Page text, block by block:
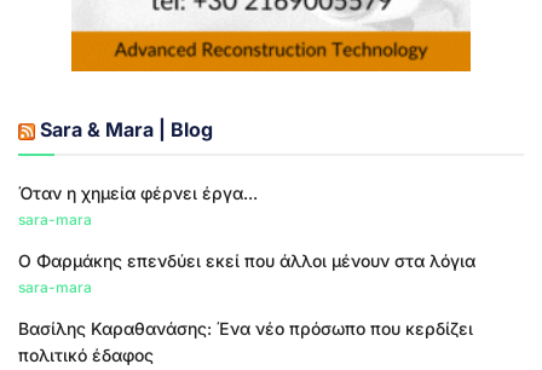
Sara & Mara | Blog
Όταν η χημεία φέρνει έργα...
sara-mara
Ο Φαρμάκης επενδύει εκεί που άλλοι μένουν στα λόγια
sara-mara
Βασίλης Καραθανάσης: Ένα νέο πρόσωπο που κερδίζει
πολιτικό έδαφος